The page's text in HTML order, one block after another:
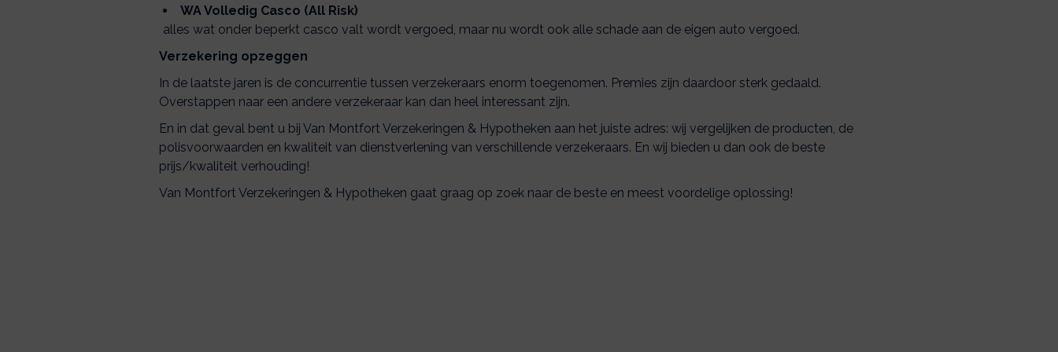
WA Volledig Casco (All Risk)
alles wat onder beperkt casco valt wordt vergoed, maar nu wordt ook alle schade aan de eigen auto vergoed.
Verzekering opzeggen
In de laatste jaren is de concurrentie tussen verzekeraars enorm toegenomen. Premies zijn daardoor sterk gedaald.
Overstappen naar een andere verzekeraar kan dan heel interessant zijn.
En in dat geval bent u bij Van Montfort Verzekeringen & Hypotheken aan het juiste adres: wij vergelijken de producten, de
polisvoorwaarden en kwaliteit van dienstverlening van verschillende verzekeraars. En wij bieden u dan ook de beste
prijs/kwaliteit verhouding!
Van Montfort Verzekeringen & Hypotheken gaat graag op zoek naar de beste en meest voordelige oplossing!